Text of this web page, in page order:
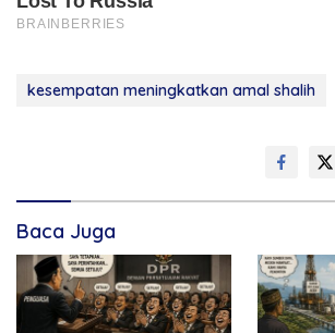
kesempatan meningkatkan amal shalih
Baca Juga